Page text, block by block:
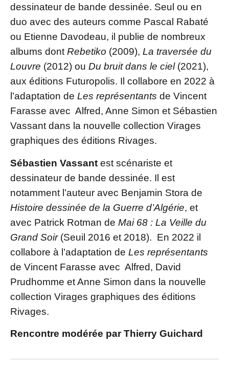
dessinateur de bande dessinée. Seul ou en
duo avec des auteurs comme Pascal Rabaté
ou Etienne Davodeau, il publie de nombreux
albums dont Rebetiko (2009), La traversée du
Louvre (2012) ou Du bruit dans le ciel(2021),
aux éditions Futuropolis. Il collabore en 2022 à
l’adaptation de Les représentants de Vincent
Farasse avec Alfred, Anne Simon et Sébastien
Vassant dans la nouvelle collection Virages
graphiques des éditions Rivages.
Sébastien Vassant est scénariste et
dessinateur de bande dessinée. Il est
notamment l’auteur avec Benjamin Stora de
Histoire dessinée de la Guerre d’Algérie, et
avec Patrick Rotman de Mai 68 : La Veille du
Grand Soir(Seuil 2016 et 2018). En 2022 il
collabore à l’adaptation de Les représentants
de Vincent Farasse avec Alfred, David
Prudhomme et Anne Simon dans la nouvelle
collection Virages graphiques des éditions
Rivages.
Rencontre modérée par Thierry Guichard